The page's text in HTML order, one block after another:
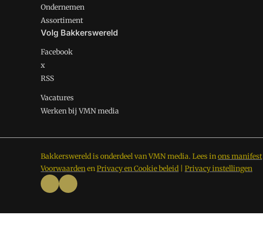
Ondernemen
Assortiment
Volg Bakkerswereld
Facebook
x
RSS
Vacatures
Werken bij VMN media
Bakkerswereld is onderdeel van VMN media. Lees inons manifest
VoorwaardenenPrivacy en Cookie beleid Privacy instellingen